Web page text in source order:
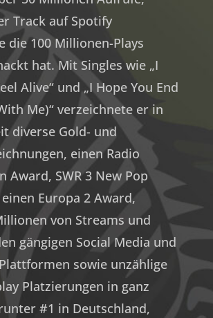
Track auf Spotify
die 100 Millionen-Plays
hat. Mit Singles wie „I
Alive“ und „I Hope You End
Me)“ verzeichnete er in
diverse Gold- und
einen Radio
Award, SWR 3 New Pop
Europa 2 Award,
von Streams und
gängigen Social Media und
sowie unzählige
Platzierungen in ganz
#1 in Deutschland,